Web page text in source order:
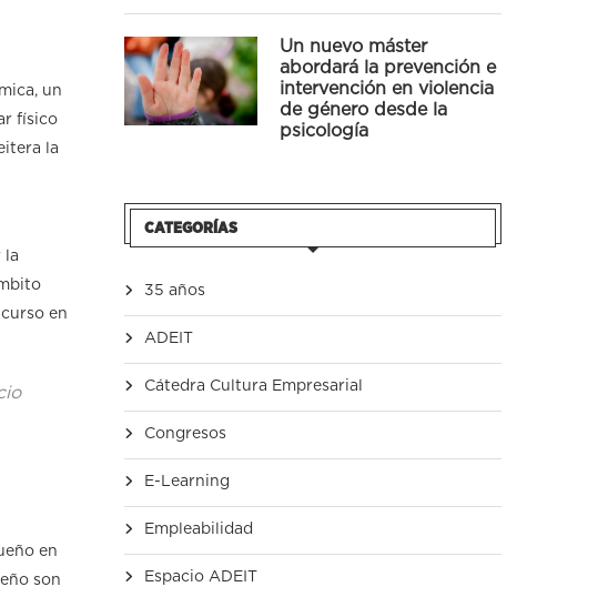
un
físico
la
la
en
en
son
Un nuevo máster
abordará la prevención e
intervención en violencia
de género desde la
psicología
CATEGORÍAS
35 años
ADEIT
Cátedra Cultura Empresarial
Congresos
E-Learning
Empleabilidad
Espacio ADEIT